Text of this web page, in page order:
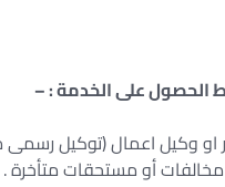
الحصول على الخدمة : –
او وكيل اعمال (توكيل رسمى
أو مستحقات متأخرة .